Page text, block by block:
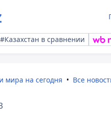
#Казахстан в сравнении
мира на сегодня Все